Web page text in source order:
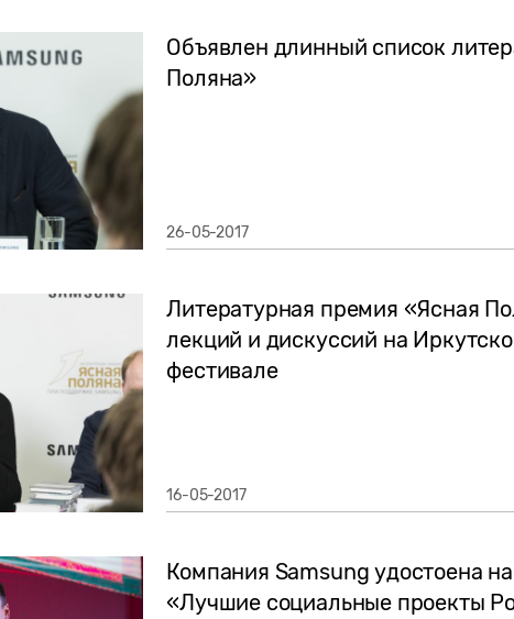
Объявлен длинный список
Поляна»
26-05-2017
Литературная премия «Ясная
лекций и дискуссий на
фестивале
16-05-2017
Компания Samsung удостоена
«Лучшие социальные проекты